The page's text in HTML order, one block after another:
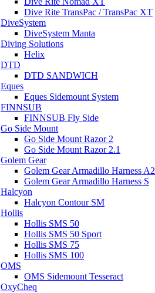
Dive Rite TransPac / TransPac XT
DiveSystem
DiveSystem Manta
Diving Solutions
Helix
DTD
DTD SANDWICH
Eques
Eques Sidemount System
FINNSUB
FINNSUB Fly Side
Go Side Mount
Go Side Mount Razor 2
Go Side Mount Razor 2.1
Golem Gear
Golem Gear Armadillo Harness A2
Golem Gear Armadillo Harness S
Halcyon
Halcyon Contour SM
Hollis
Hollis SMS 50
Hollis SMS 50 Sport
Hollis SMS 75
Hollis SMS 100
OMS
OMS Sidemount Tesseract
OxyCheq